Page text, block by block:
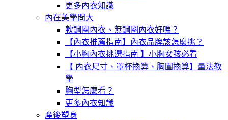
更多內衣知識
內在美學問大
軟鋼圈內衣、無鋼圈內衣好嗎？
【內衣推薦指南】內衣品牌該怎麼挑？
【小胸內衣挑選指南 】小胸女孩必看
【 內衣尺寸、罩杯換算、胸圍換算】量法教
學
胸型怎麼看？
更多內衣知識
產後塑身